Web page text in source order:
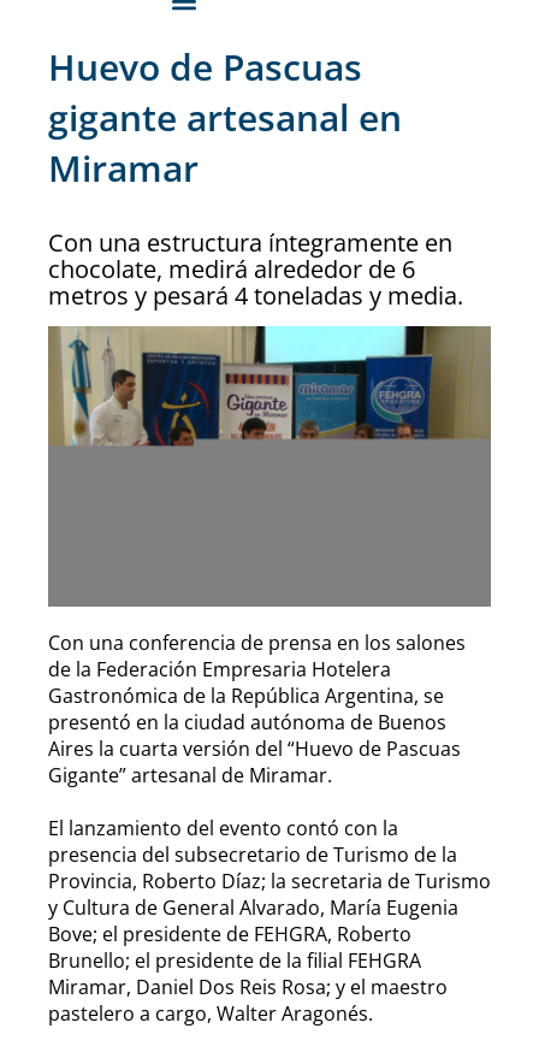
Huevo de Pascuas
gigante artesanal en
Miramar
Con una estructura íntegramente en
chocolate, medirá alrededor de 6
metros y pesará 4 toneladas y media.
Con una conferencia de prensa en los salones
de la Federación Empresaria Hotelera
Gastronómica de la República Argentina, se
presentó en la ciudad autónoma de Buenos
Aires la cuarta versión del “Huevo de Pascuas
Gigante” artesanal de Miramar.
El lanzamiento del evento contó con la
presencia del subsecretario de Turismo de la
Provincia, Roberto Díaz; la secretaria de Turismo
y Cultura de General Alvarado, María Eugenia
Bove; el presidente de FEHGRA, Roberto
Brunello; el presidente de la filial FEHGRA
Miramar, Daniel Dos Reis Rosa; y el maestro
pastelero a cargo, Walter Aragonés.